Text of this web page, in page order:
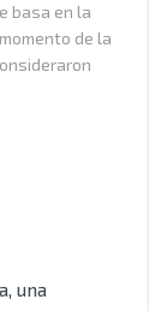
basa en la
de la
una